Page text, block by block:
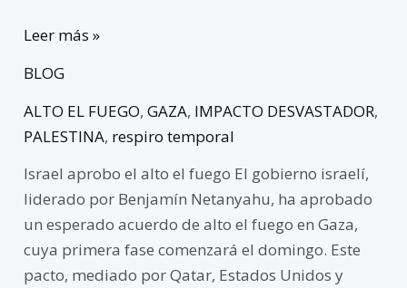
Leer más »
BLOG
ALTO EL FUEGO,GAZA, IMPACTO DESVASTADOR,
PALESTINA, respiro temporal
Israel aprobo el alto el fuego El gobierno israelí,
liderado por Benjamín Netanyahu, ha aprobado
un esperado acuerdo de alto el fuego en Gaza,
cuya primera fase comenzará el domingo. Este
pacto, mediado por Qatar, Estados Unidos y